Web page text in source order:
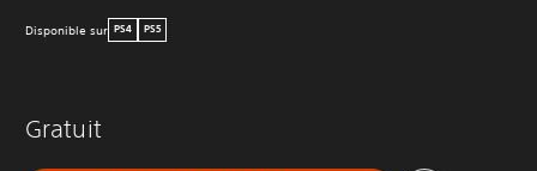
Disponible sur PS4 PS5
Gratuit